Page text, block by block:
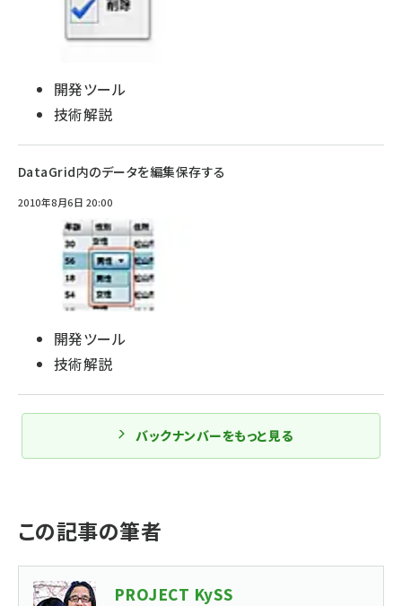
開発ツール
技術解説
DataGrid内のデータを編集保存する
2010年8月6日 20:00
開発ツール
技術解説
バックナンバーをもっと見る
この記事の筆者
PROJECT KySS